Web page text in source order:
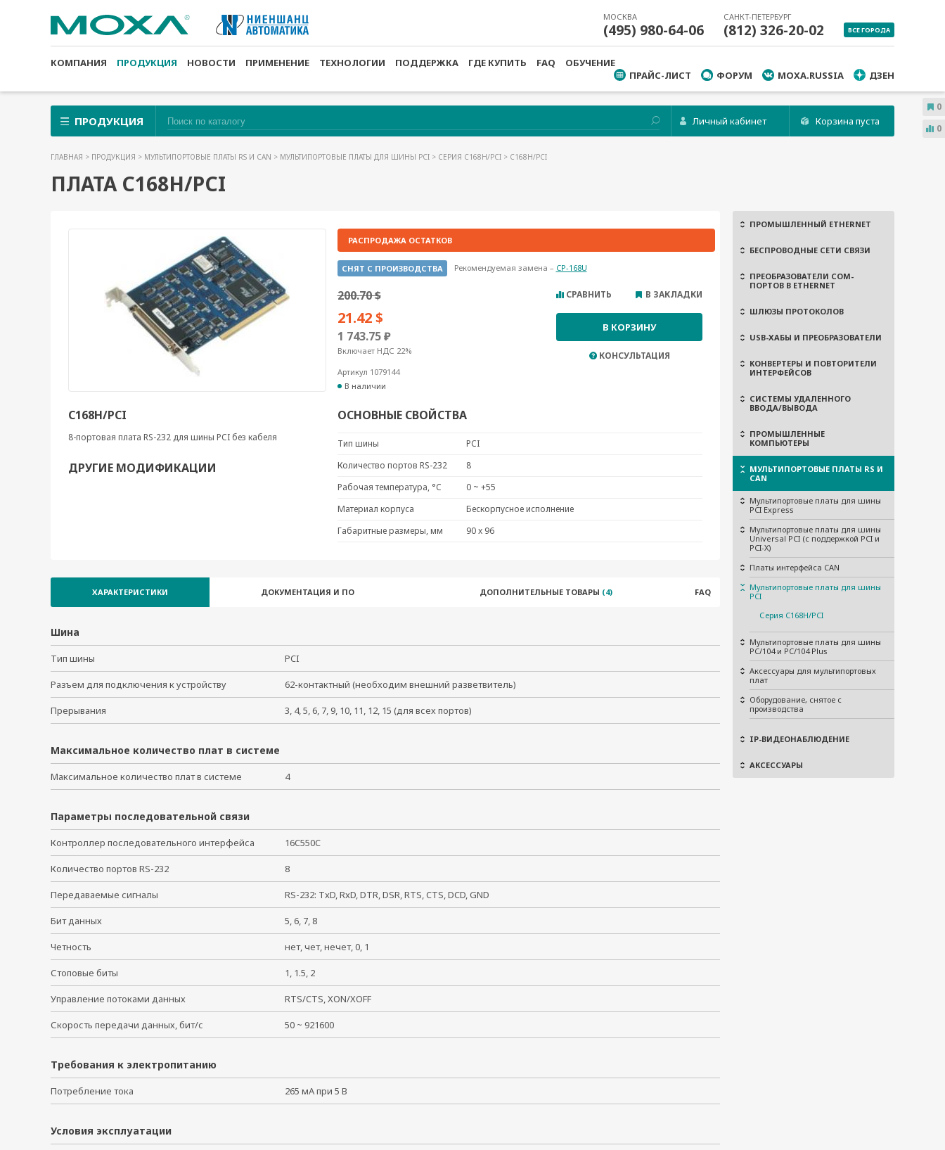
МОСКВА
(495) 980-64-06
САНКТ-ПЕТЕРБУРГ
(812) 326-20-02 ВСЕ ГОРОДА
КОМПАНИЯ ПРОДУКЦИЯ НОВОСТИ ПРИМЕНЕНИЕ ТЕХНОЛОГИИ ПОДДЕРЖКА ГДЕ КУПИТЬ FAQ
ОБУЧЕНИЕ
ПРАЙС-ЛИСТ
ФОРУМ MOXA.RUSSIA ДЗЕН
ПРОДУКЦИЯ Личный кабинет Корзина пуста
ГЛАВНАЯ > ПРОДУКЦИЯ > МУЛЬТИПОРТОВЫЕ ПЛАТЫ RS И CAN > МУЛЬТИПОРТОВЫЕ ПЛАТЫ ДЛЯ ШИНЫ PCI > СЕРИЯ C168H/PCI > C168H/PCI
ПЛАТА C168H/PCI
ПРОМЫШЛЕННЫЙ ETHERNET
БЕСПРОВОДНЫЕ СЕТИ СВЯЗИ
ПРЕОБРАЗОВАТЕЛИ COM-
ПОРТОВ В ETHERNET
ШЛЮЗЫ ПРОТОКОЛОВ
USB-ХАБЫ И ПРЕОБРАЗОВАТЕЛИ
КОНВЕРТЕРЫ И ПОВТОРИТЕЛИ
ИНТЕРФЕЙСОВ
СИСТЕМЫ УДАЛЕННОГО
ВВОДА/ВЫВОДА
ПРОМЫШЛЕННЫЕ
КОМПЬЮТЕРЫ
МУЛЬТИПОРТОВЫЕ ПЛАТЫ RS И
CAN
Мультипортовые платы для шины
PCI Express
Мультипортовые платы для шины
Universal PCI (с поддержкой PCI и
PCI-X)
Платы интерфейса CAN
Мультипортовые платы для шины
PCI
Серия C168H/PCI
Мультипортовые платы для шины
PC/104 и PC/104 Plus
Аксессуары для мультипортовых
плат
Оборудование, снятое с
производства
IP-ВИДЕОНАБЛЮДЕНИЕ
АКСЕССУАРЫ
РАСПРОДАЖА ОСТАТКОВ
СНЯТ С ПРОИЗВОДСТВА Рекомендуемая замена – CP-168U
200.70 $
21.42 $
1 743.75 ₽
Включает НДС 22%
Артикул 1079144
В наличии
СРАВНИТЬ В ЗАКЛАДКИ
В КОРЗИНУ
КОНСУЛЬТАЦИЯ
C168H/PCI
8-портовая плата RS-232 для шины PCI без кабеля
ДРУГИЕ МОДИФИКАЦИИ
ОСНОВНЫЕ СВОЙСТВА
Тип шины
PCI
Количество портов RS-232
8
Рабочая температура, °C
0 ~ +55
Материал корпуса
Бескорпусное исполнение
Габаритные размеры, мм
90 x 96
ХАРАКТЕРИСТИКИ ДОКУМЕНТАЦИЯ И ПО ДОПОЛНИТЕЛЬНЫЕ ТОВАРЫ (4) FAQ
Шина
Тип шины PCI
Разъем для подключения к устройству 62-контактный (необходим внешний разветвитель)
Прерывания 3, 4, 5, 6, 7, 9, 10, 11, 12, 15 (для всех портов)
Максимальное количество плат в системе
Максимальное количество плат в системе 4
Параметры последовательной связи
Контроллер последовательного интерфейса 16C550C
Количество портов RS-232 8
Передаваемые сигналы RS-232: TxD, RxD, DTR, DSR, RTS, CTS, DCD, GND
Бит данных 5, 6, 7, 8
Четность нет, чет, нечет, 0, 1
Стоповые биты 1, 1.5, 2
Управление потоками данных RTS/CTS, XON/XOFF
Скорость передачи данных, бит/с 50 ~ 921600
Требования к электропитанию
Потребление тока 265 мА при 5 В
Условия эксплуатации
0
0